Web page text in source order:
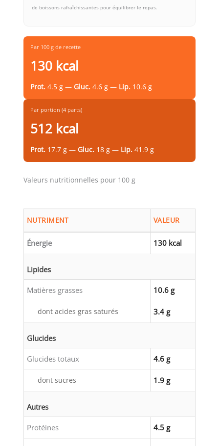
de boissons rafraîchissantes pour équilibrer le repas.
Par 100 g de recette
130 kcal
Prot. 4.5 g — Gluc. 4.6 g — Lip. 10.6 g
Par portion (4 parts)
512 kcal
Prot. 17.7 g — Gluc. 18 g — Lip. 41.9 g
Valeurs nutritionnelles pour 100 g
NUTRIMENT VALEUR
Énergie 130 kcal
Lipides
Matières grasses 10.6 g
dont acides gras saturés 3.4 g
Glucides
Glucides totaux 4.6 g
dont sucres 1.9 g
Autres
Protéines 4.5 g